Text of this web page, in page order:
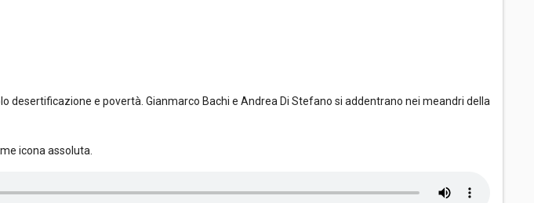
e povertà. Gianmarco Bachi e Andrea Di Stefano si addentrano nei meandri della
icona assoluta.